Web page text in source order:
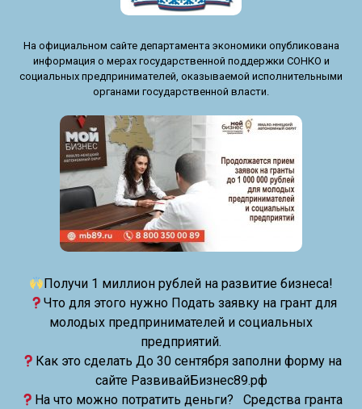
На официальном сайте департамента экономики опубликована
информация о мерах государственной поддержки СОНКО и
социальных предпринимателей, оказываемой исполнительными
органами государственной власти.
Получи 1 миллион рублей на развитие бизнеса!
Что для этого нужно Подать заявку на грант для
молодых предпринимателей и социальных
предприятий.
Как это сделать До 30 сентября заполни форму на
сайте РазвивайБизнес89.рф
На что можно потратить деньги? Средства гранта